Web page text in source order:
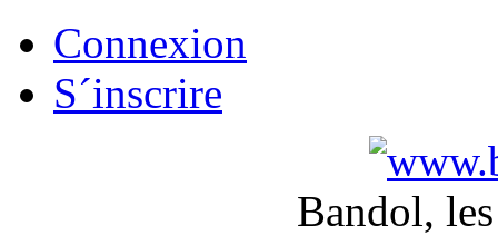
Connexion
S´inscrire
Bandol,